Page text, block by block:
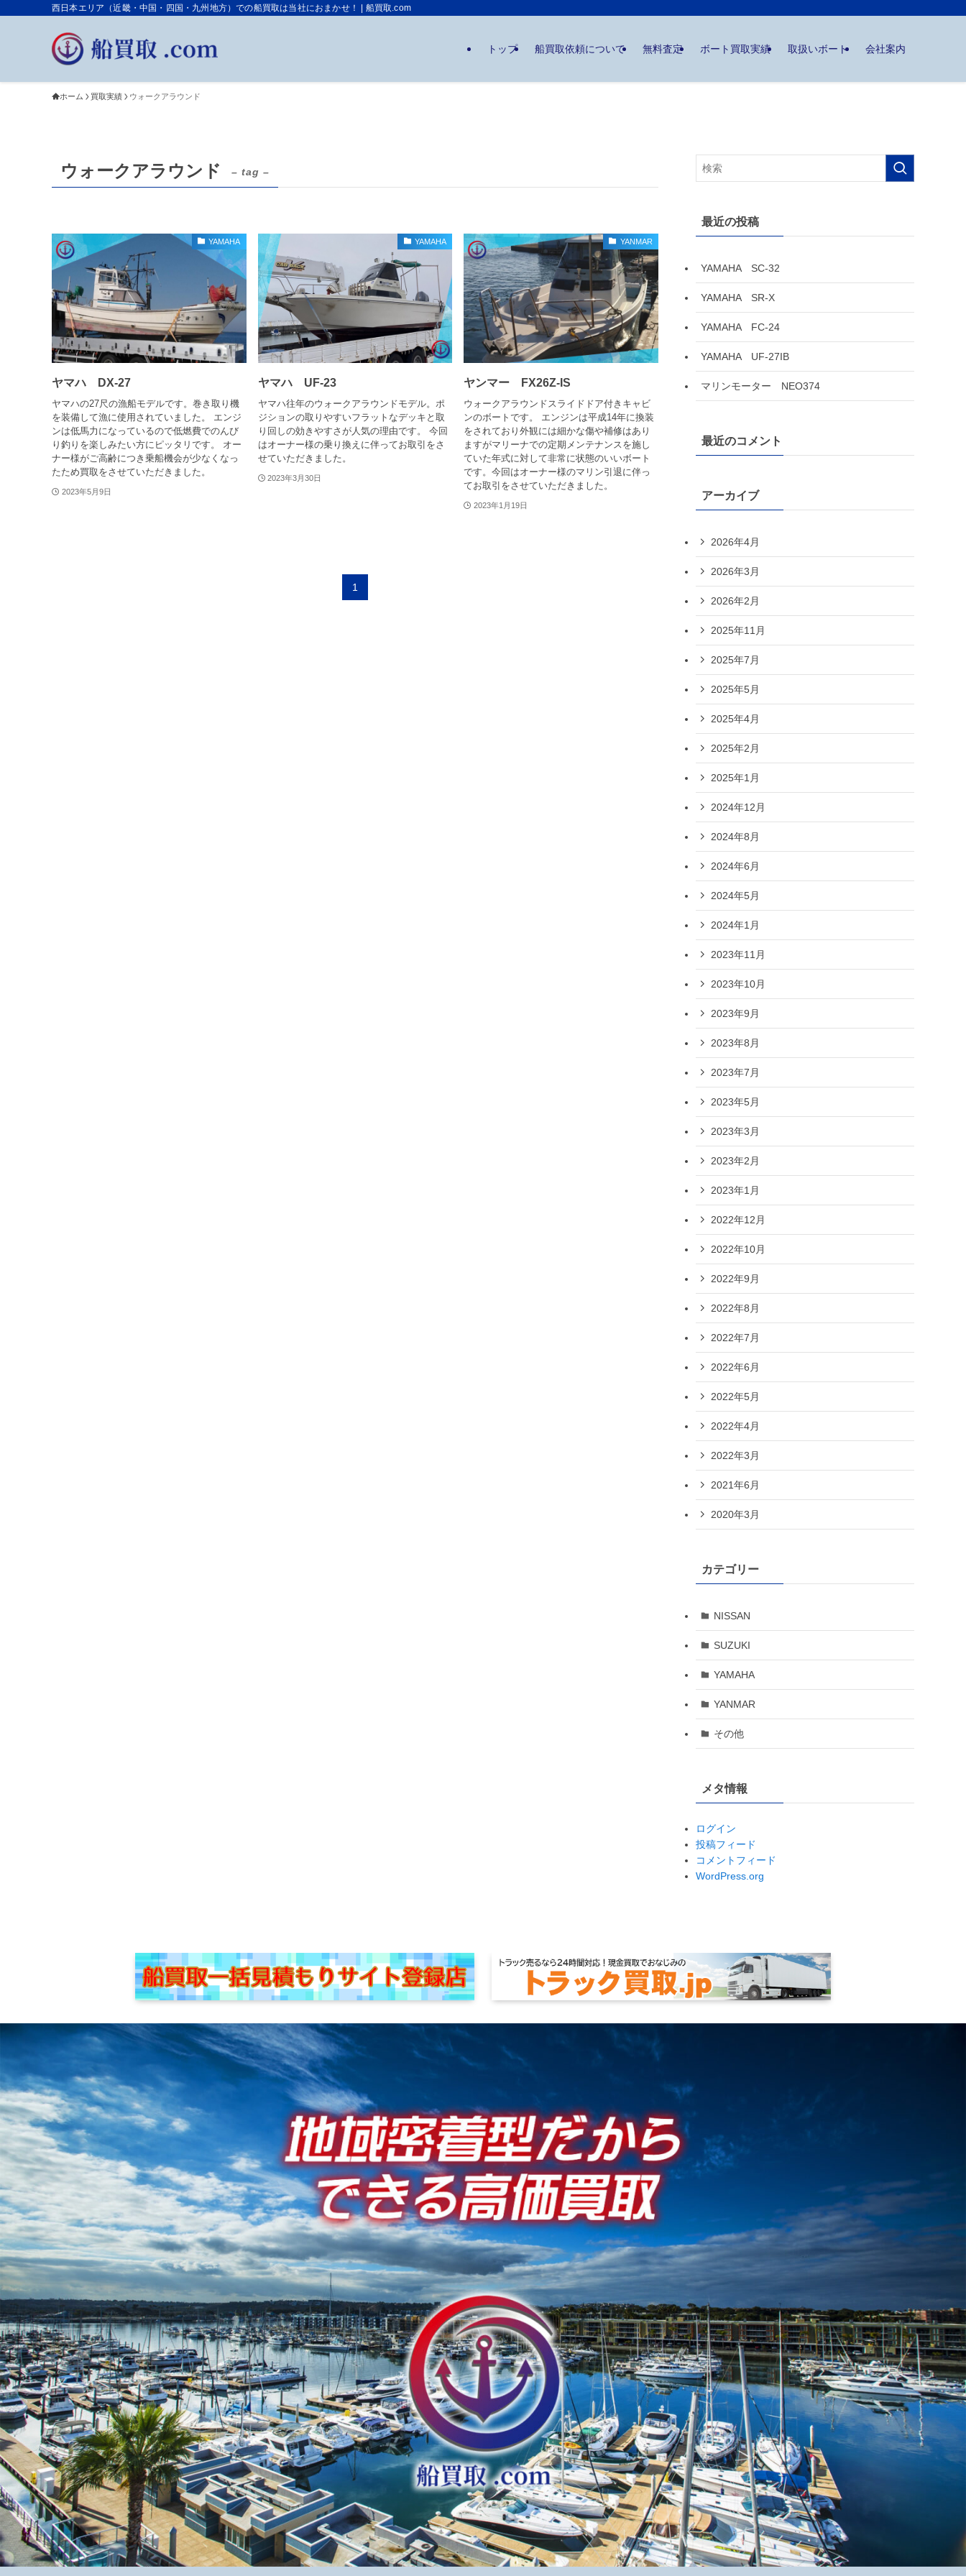
西日本エリア（近畿・中国・四国・九州地方）での船買取は当社におまかせ！ | 船買取.com
トップ 船買取依頼について 無料査定 ボート買取実績 取扱いボート 会社案内
ホーム 買取実績 ウォークアラウンド
ウォークアラウンド – tag –
YAMAHA
ヤマハ DX-27
ヤマハの27尺の漁船モデルです。巻き取り機
を装備して漁に使用されていました。 エンジ
ンは低馬力になっているので低燃費でのんび
り釣りを楽しみたい方にピッタリです。 オー
ナー様がご高齢につき乗船機会が少なくなっ
たため買取をさせていただきました。
2023年5月9日
YAMAHA
ヤマハ UF-23
ヤマハ往年のウォークアラウンドモデル。ポ
ジションの取りやすいフラットなデッキと取
り回しの効きやすさが人気の理由です。 今回
はオーナー様の乗り換えに伴ってお取引をさ
せていただきました。
2023年3月30日
YANMAR
ヤンマー FX26Z-IS
ウォークアラウンドスライドドア付きキャビ
ンのボートです。 エンジンは平成14年に換装
をされており外観には細かな傷や補修はあり
ますがマリーナでの定期メンテナンスを施し
ていた年式に対して非常に状態のいいボート
です。今回はオーナー様のマリン引退に伴っ
てお取引をさせていただきました。
2023年1月19日
1
最近の投稿
YAMAHA SC-32
YAMAHA SR-X
YAMAHA FC-24
YAMAHA UF-27IB
マリンモーター NEO374
最近のコメント
アーカイブ
2026年4月
2026年3月
2026年2月
2025年11月
2025年7月
2025年5月
2025年4月
2025年2月
2025年1月
2024年12月
2024年8月
2024年6月
2024年5月
2024年1月
2023年11月
2023年10月
2023年9月
2023年8月
2023年7月
2023年5月
2023年3月
2023年2月
2023年1月
2022年12月
2022年10月
2022年9月
2022年8月
2022年7月
2022年6月
2022年5月
2022年4月
2022年3月
2021年6月
2020年3月
カテゴリー
NISSAN
SUZUKI
YAMAHA
YANMAR
その他
メタ情報
ログイン
投稿フィード
コメントフィード
WordPress.org